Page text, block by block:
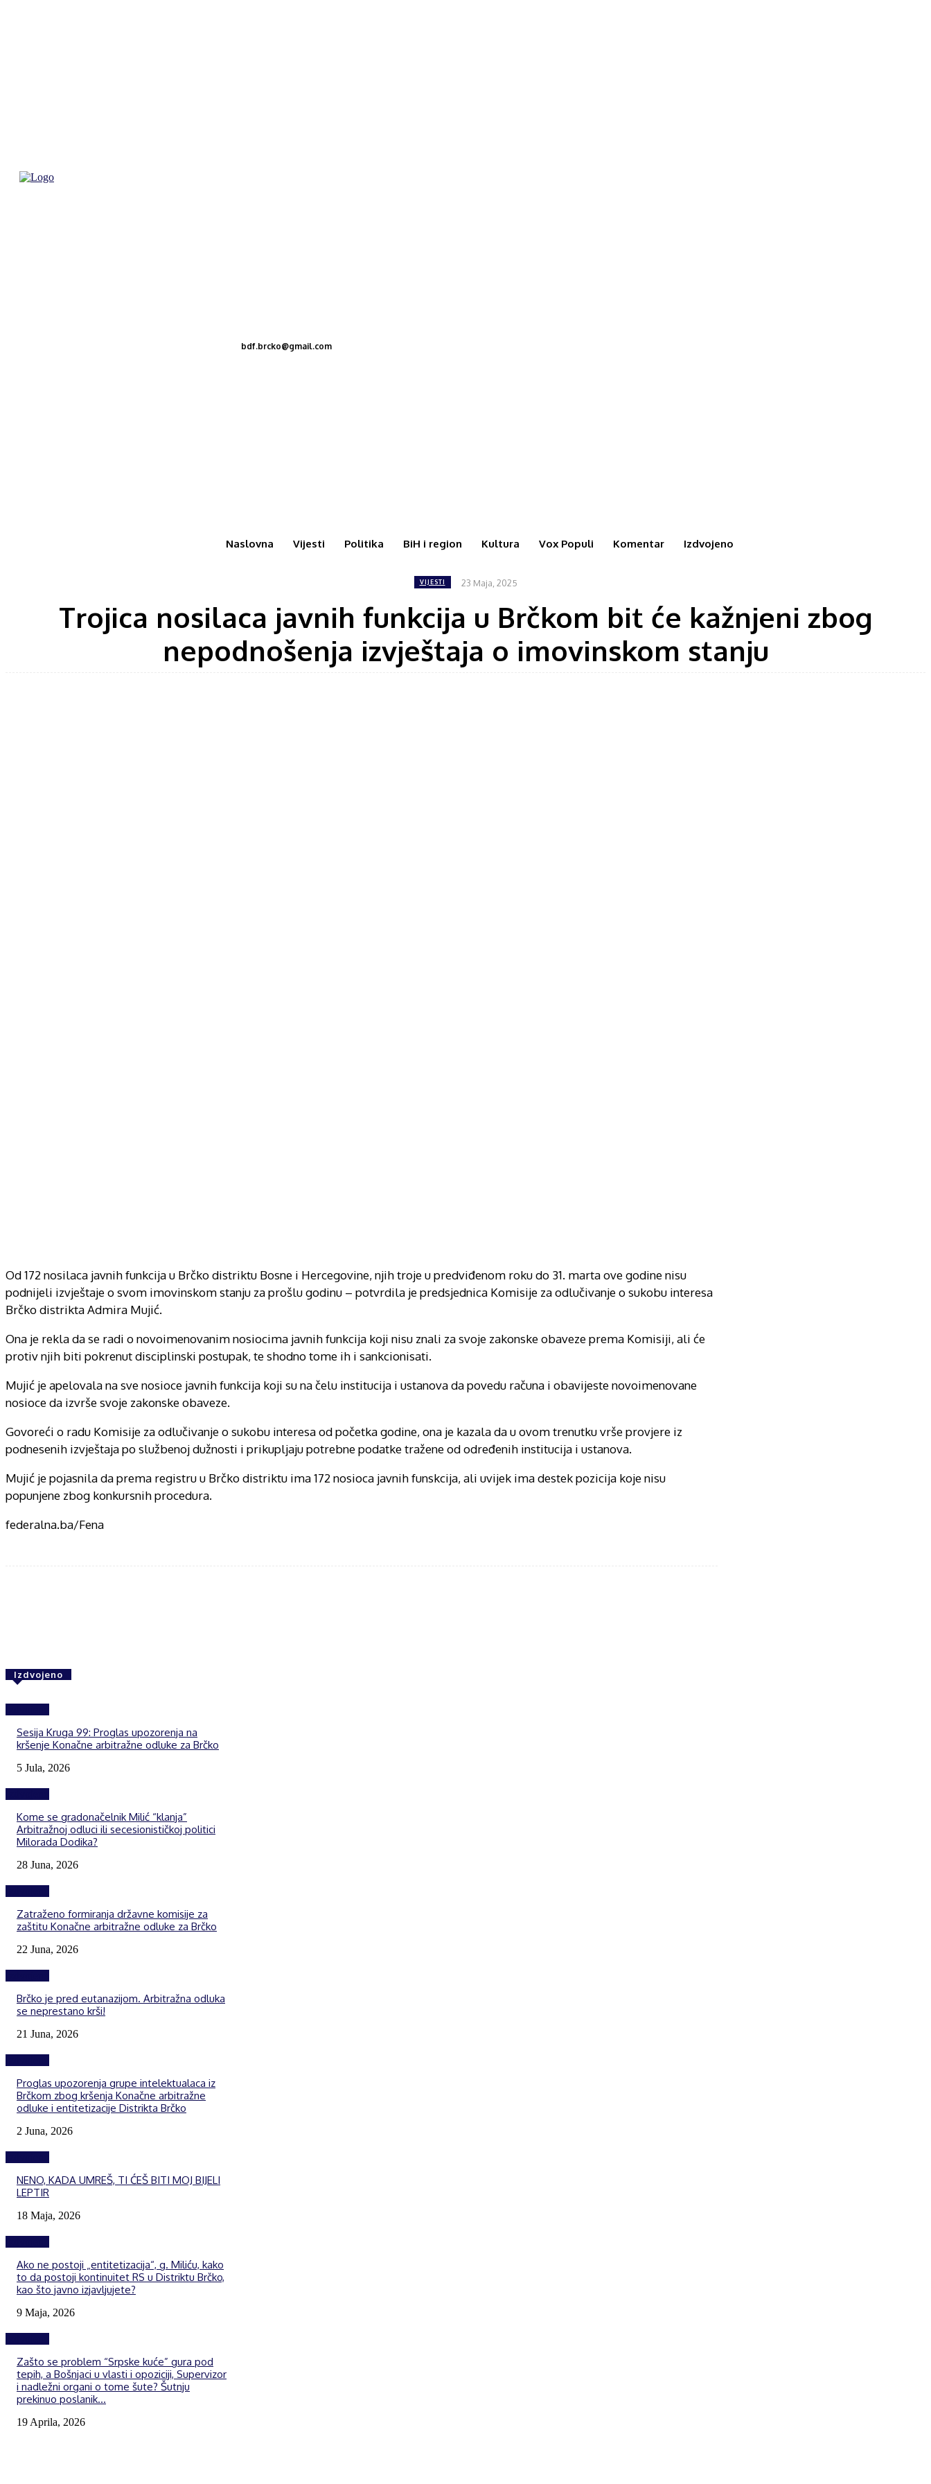
bdf.brcko@gmail.com
Naslovna Vijesti Politika BiH i region Kultura Vox Populi Komentar Izdvojeno
VIJESTI 23 Maja, 2025
Trojica nosilaca javnih funkcija u Brčkom bit će kažnjeni zbog
nepodnošenja izvještaja o imovinskom stanju
Od 172 nosilaca javnih funkcija u Brčko distriktu Bosne i Hercegovine, njih troje u predviđenom roku do 31. marta ove godine nisu
podnijeli izvještaje o svom imovinskom stanju za prošlu godinu – potvrdila je predsjednica Komisije za odlučivanje o sukobu interesa
Brčko distrikta Admira Mujić.
Ona je rekla da se radi o novoimenovanim nosiocima javnih funkcija koji nisu znali za svoje zakonske obaveze prema Komisiji, ali će
protiv njih biti pokrenut disciplinski postupak, te shodno tome ih i sankcionisati.
Mujić je apelovala na sve nosioce javnih funkcija koji su na čelu institucija i ustanova da povedu računa i obavijeste novoimenovane
nosioce da izvrše svoje zakonske obaveze.
Govoreći o radu Komisije za odlučivanje o sukobu interesa od početka godine, ona je kazala da u ovom trenutku vrše provjere iz
podnesenih izvještaja po službenoj dužnosti i prikupljaju potrebne podatke tražene od određenih institucija i ustanova.
Mujić je pojasnila da prema registru u Brčko distriktu ima 172 nosioca javnih funskcija, ali uvijek ima destek pozicija koje nisu
popunjene zbog konkursnih procedura.
federalna.ba/Fena
Izdvojeno
Sesija Kruga 99: Proglas upozorenja na
kršenje Konačne arbitražne odluke za Brčko
5 Jula, 2026
Kome se gradonačelnik Milić “klanja”
Arbitražnoj odluci ili secesionističkoj politici
Milorada Dodika?
28 Juna, 2026
Zatraženo formiranja državne komisije za
zaštitu Konačne arbitražne odluke za Brčko
22 Juna, 2026
Brčko je pred eutanazijom. Arbitražna odluka
se neprestano krši!
21 Juna, 2026
Proglas upozorenja grupe intelektualaca iz
Brčkom zbog kršenja Konačne arbitražne
odluke i entitetizacije Distrikta Brčko
2 Juna, 2026
NENO, KADA UMREŠ, TI ĆEŠ BITI MOJ BIJELI
LEPTIR
18 Maja, 2026
Ako ne postoji „entitetizacija“, g. Miliću, kako
to da postoji kontinuitet RS u Distriktu Brčko,
kao što javno izjavljujete?
9 Maja, 2026
Zašto se problem “Srpske kuće” gura pod
tepih, a Bošnjaci u vlasti i opoziciji, Supervizor
i nadležni organi o tome šute? Šutnju
prekinuo poslanik...
19 Aprila, 2026